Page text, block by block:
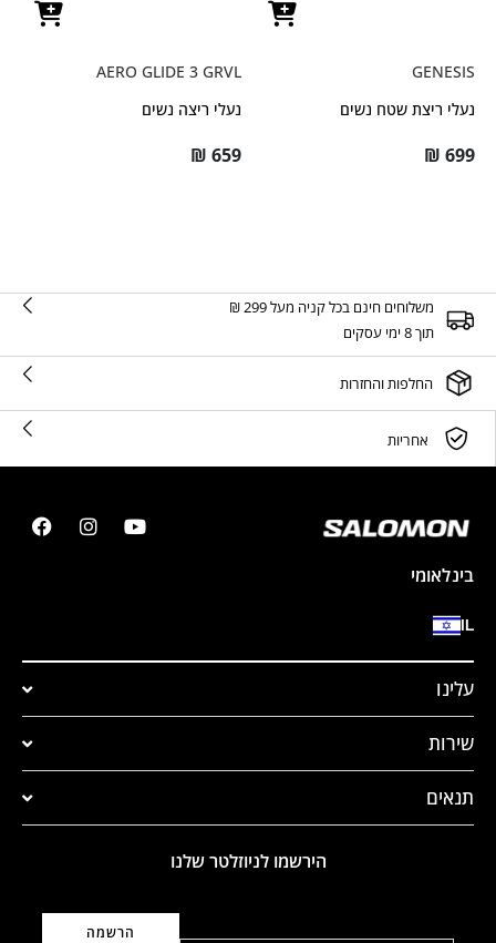
GENESIS
נעלי ריצת שטח נשים
₪ 699
AERO GLIDE 3 GRVL
נעלי ריצה נשים
₪ 659
משלוחים חינם בכל קניה מעל 299 ₪
תוך 8 ימי עסקים
החלפות והחזרות
אחריות
בינלאומי
IL
עלינו
שירות
תנאים
הירשמו לניוזלטר שלנו